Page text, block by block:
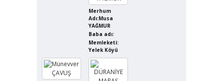
Merhum
Adı:Musa
YAĞMUR
Baba adı:
Memleketi:
Yelek Köyü